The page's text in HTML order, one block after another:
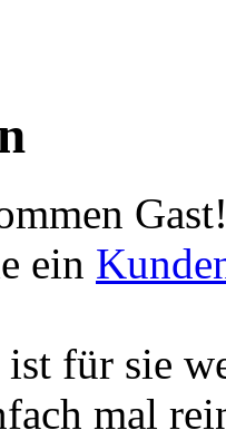
ein
für sie
mal